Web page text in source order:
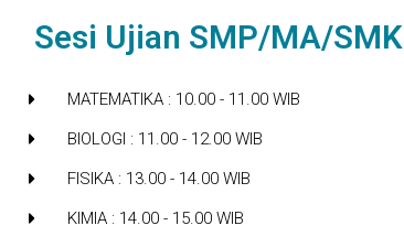
Sesi Ujian SMP/MA/SMK
MATEMATIKA : 10.00 - 11.00 WIB
BIOLOGI : 11.00 - 12.00 WIB
FISIKA : 13.00 - 14.00 WIB
KIMIA : 14.00 - 15.00 WIB